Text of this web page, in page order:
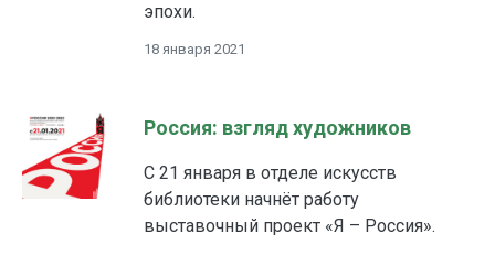
эпохи.
18 января 2021
Россия: взгляд художников
С 21 января в отделе искусств
библиотеки начнёт работу
выставочный проект «Я – Россия».